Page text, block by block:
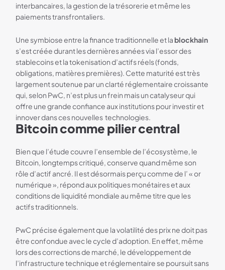
interbancaires, la gestion de la trésorerie et même les
paiements transfrontaliers.
Une symbiose entre la finance traditionnelle et la blockhain
s’est créée durant les dernières années via l’essor des
stablecoins et la tokenisation d’actifs réels (fonds,
obligations, matières premières). Cette maturité est très
largement soutenue par un clarté réglementaire croissante
qui, selon PwC, n’est plus un frein mais un catalyseur qui
offre une grande confiance aux institutions pour investir et
innover dans ces nouvelles technologies.
Bitcoin comme pilier central
Bien que l’étude couvre l’ensemble de l’écosystème, le
Bitcoin, longtemps critiqué, conserve quand même son
rôle d’actif ancré. Il est désormais perçu comme de l’ « or
numérique », répond aux politiques monétaires et aux
conditions de liquidité mondiale au même titre que les
actifs traditionnels.
PwC précise également que la volatilité des prix ne doit pas
être confondue avec le cycle d’adoption. En effet, même
lors des corrections de marché, le développement de
l’infrastructure technique et réglementaire se poursuit sans